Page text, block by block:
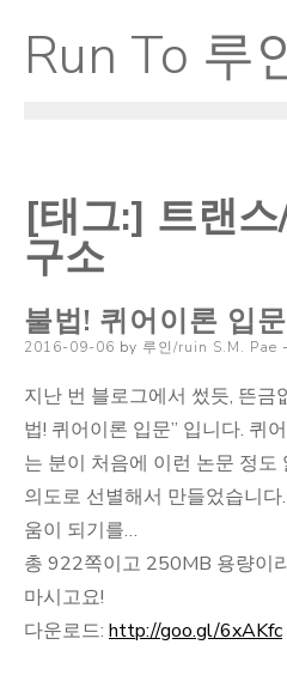
to
Run To 루
[태그:] 트랜
구소
불법! 퀴어이론 입
Posted
2016-09-06 by 루인/ruin S.M. Pae
지난 번 블로그에서 썼듯, 뜬금
법! 퀴어이론 입문” 입니다. 퀴
는 분이 처음에 이런 논문 정
의도로 선별해서 만들었습니
움이 되기를…
총 922쪽이고 250MB 용량이
마시고요!
다운로드: http://goo.gl/6xAKfc